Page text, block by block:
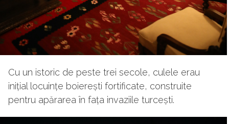
Cu un istoric de peste trei secole, culele erau
inițial locuințe boierești fortificate, construite
pentru apărarea în fața invaziile turcești.